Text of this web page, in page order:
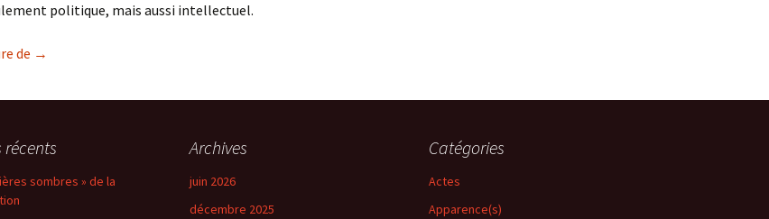
politique, mais aussi intellectuel.
de Les « lumières sombres » de la néo-réaction
→
récents
sombres » de la
Archives
juin 2026
décembre 2025
Catégories
Actes
Apparence(s)